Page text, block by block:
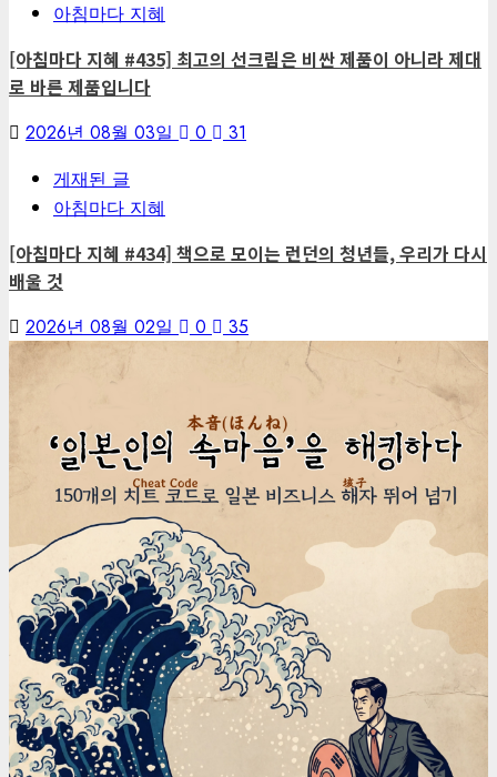
아침마다 지혜
[아침마다 지혜 #435] 최고의 선크림은 비싼 제품이 아니라 제대
로 바른 제품입니다
2026년 08월 03일 0
31
게재된 글
아침마다 지혜
[아침마다 지혜 #434] 책으로 모이는 런던의 청년들, 우리가 다시
배울 것
2026년 08월 02일 0 35